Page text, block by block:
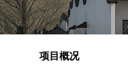
项目概况